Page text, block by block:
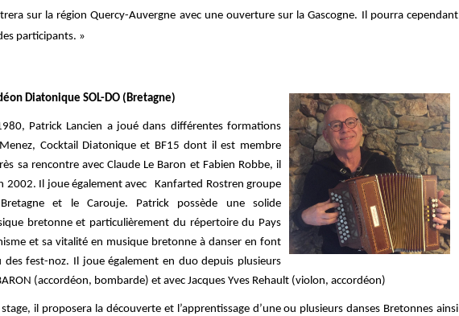
sur la région Quercy-Auvergne avec une ouverture sur la Gascogne. Il pourra cependant
participants. »
Diatonique SOL-DO (Bretagne)
Patrick Lancien a joué dans différentes formations
Cocktail Diatonique et BF15 dont il est membre
sa rencontre avec Claude Le Baron et Fabien Robbe, il
2002. Il joue également avec Kanfarted Rostren groupe
et le Carouje. Patrick possède une solide
bretonne et particulièrement du répertoire du Pays
et sa vitalité en musique bretonne à danser en font
des fest-noz. Il joue également en duo depuis plusieurs
(accordéon, bombarde) et avec Jacques Yves Rehault (violon, accordéon)
il proposera la découverte et l’apprentissage d’une ou plusieurs danses Bretonnes ainsi